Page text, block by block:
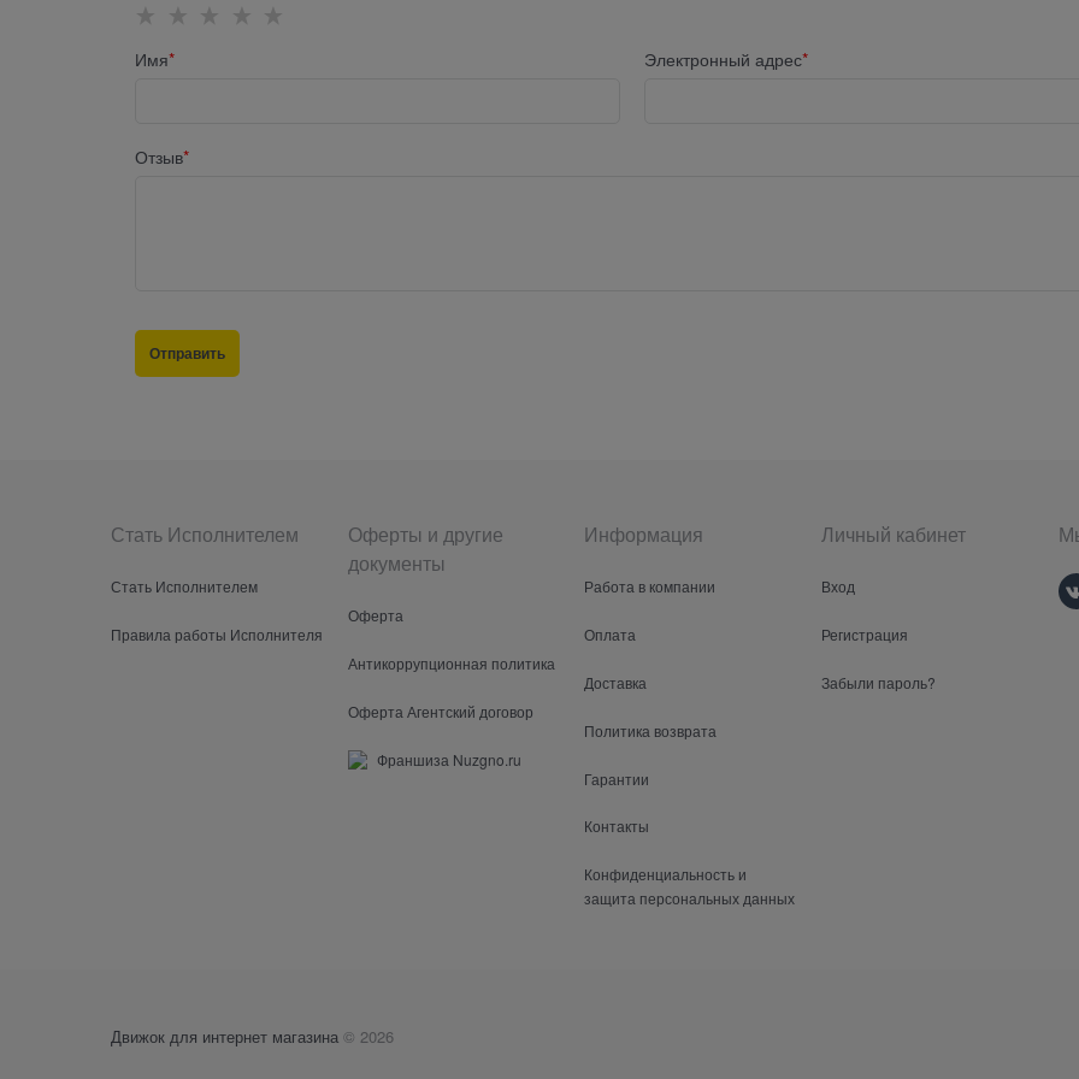
Имя Электронный адрес
Отзыв
Стать Исполнителем
Стать Исполнителем
Правила работы Исполнителя
Оферты и другие
документы
Оферта
Антикоррупционная политика
Оферта Агентский договор
Франшиза Nuzgno.ru
Информация
Работа в компании
Оплата
Доставка
Политика возврата
Гарантии
Контакты
Конфиденциальность и
защита персональных данных
Личный кабинет
Вход
Регистрация
Забыли пароль?
Движок для интернет магазина © 2026